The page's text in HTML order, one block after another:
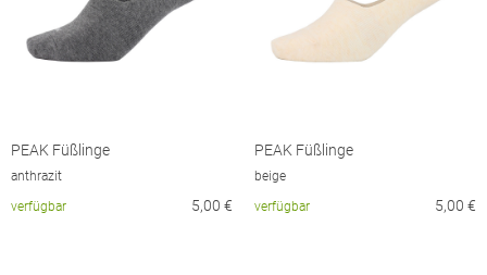
PEAK Füßlinge
anthrazit
verfügbar
5,00 €
PEAK Füßlinge
beige
verfügbar
5,00 €